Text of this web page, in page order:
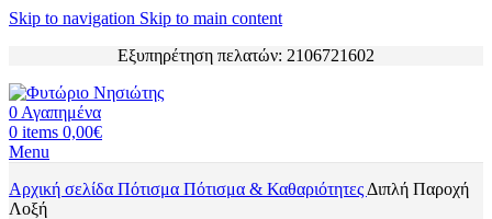
Skip to navigation Skip to main content
Εξυπηρέτηση πελατών: 2106721602
0 Αγαπημένα
0 items 0,00€
Menu
Αρχική σελίδα Πότισμα Πότισμα & Καθαριότητες Διπλή Παροχή
Λοξή